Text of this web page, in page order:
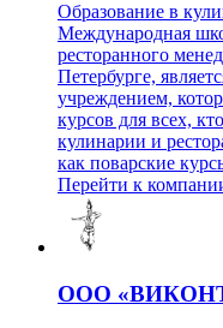
Образование в
Международная
ресторанного
Петербурге,
учреждением,
курсов для всех,
кулинарии и
как поварские
Перейти к
ООО